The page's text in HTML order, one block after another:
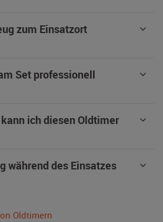
zum Einsatzort
Set professionell
ich diesen Oldtimer
während des Einsatzes
Oldtimern